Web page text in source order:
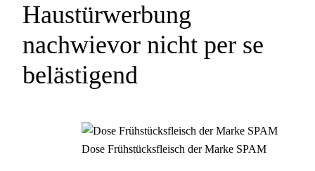
Haustürwerbung
nachwievor nicht per se
belästigend
Dose Frühstücksfleisch der Marke SPAM